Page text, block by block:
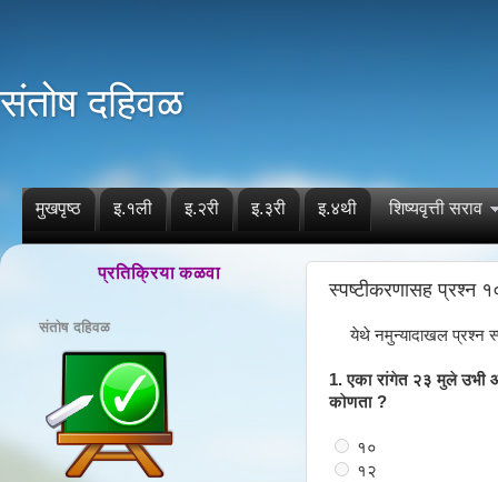
संतोष दहिवळ
मुखपृष्ठ इ.१ली इ.२री इ.३री इ.४थी शिष्यवृत्ती सराव
स्पष्टीकरणासह प्रश्न
येथे नमुन्यादाखल प्रश्न
1. एका रांगेत २३ मुले उभी
कोणता ?
१०
१२
प्रतिक्रिया कळवा
संतोष दहिवळ